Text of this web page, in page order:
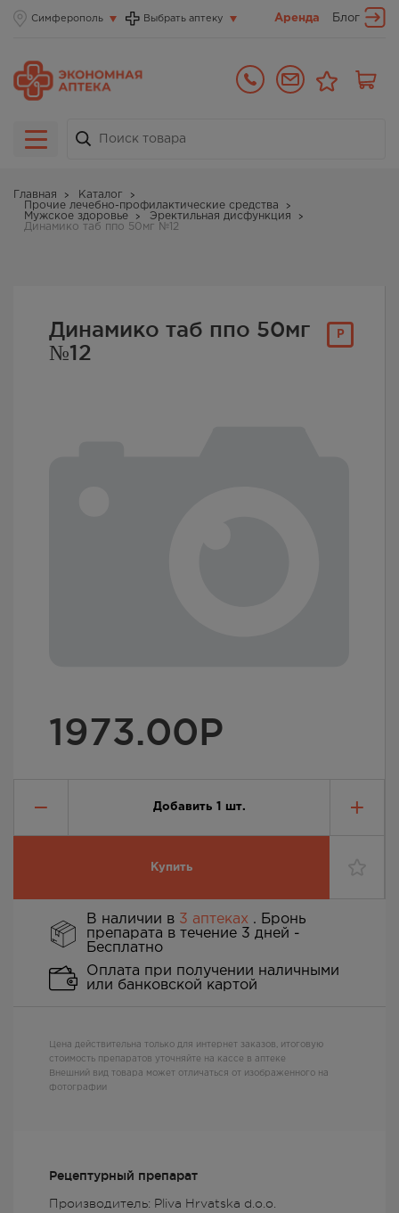
Симферополь Выбрать аптеку Аренда Блог
Главная
Каталог
Прочие лечебно-профилактические средства
Мужское здоровье
Эректильная дисфункция
Динамико таб ппо 50мг №12
Р
Динамико таб ппо 50мг
№12
1973.00Р
Добавить 1 шт.
Купить
Рецептурный препарат
Производитель: Pliva Hrvatska d.o.o.
В наличии в 3 аптеках . Бронь
препарата в течение 3 дней -
Бесплатно
Оплата при получении наличными
или банковской картой
Цена действительна только для интернет заказов, итоговую
стоимость препаратов уточняйте на кассе в аптеке
Внешний вид товара может отличаться от изображенного на
фотографии